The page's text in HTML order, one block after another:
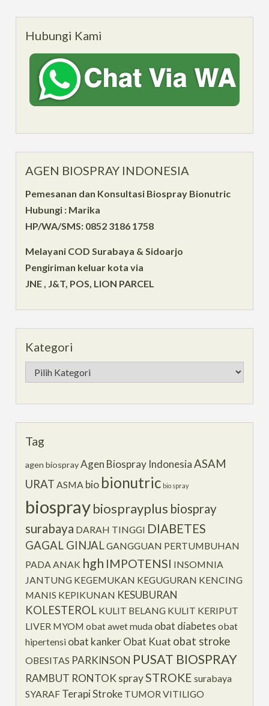
Hubungi Kami
AGEN BIOSPRAY INDONESIA
Pemesanan dan Konsultasi Biospray Bionutric
Hubungi : Marika
HP/WA/SMS: 0852 3186 1758
Melayani COD Surabaya & Sidoarjo
Pengiriman keluar kota via
JNE , J&T, POS, LION PARCEL
Kategori
Kategori
Tag
agen biosprayAgen Biospray Indonesia ASAM
URAT ASMA bio bionutric bio spray
biospraybiosprayplus biospray
surabaya DARAH TINGGI DIABETES
GAGAL GINJALGANGGUAN PERTUMBUHAN
PADA ANAK hgh IMPOTENSI INSOMNIA
JANTUNG KEGEMUKAN KEGUGURAN KENCING
MANIS KEPIKUNAN KESUBURAN
KOLESTEROL KULIT BELANG KULIT KERIPUT
LIVER MYOM obat awet muda obat diabetes obat
hipertensi obat kankerObat Kuat obat stroke
OBESITAS PARKINSON PUSAT BIOSPRAY
RAMBUT RONTOKspraySTROKE surabaya
SYARAF Terapi Stroke TUMOR VITILIGO